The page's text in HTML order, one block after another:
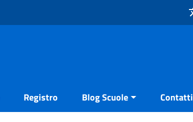
Registro Blog Scuole Contatti